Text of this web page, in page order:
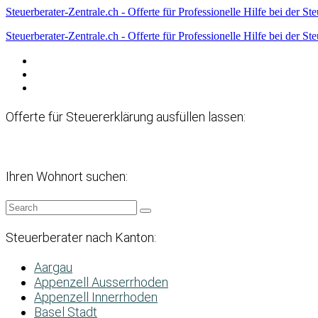
Steuerberater-Zentrale.ch - Offerte für Professionelle Hilfe bei der
Steuerberater-Zentrale.ch - Offerte für Professionelle Hilfe bei der
Offerte für Steuererklärung ausfüllen lassen:
Ihren Wohnort suchen:
Steuerberater nach Kanton:
Aargau
Appenzell Ausserrhoden
Appenzell Innerrhoden
Basel Stadt